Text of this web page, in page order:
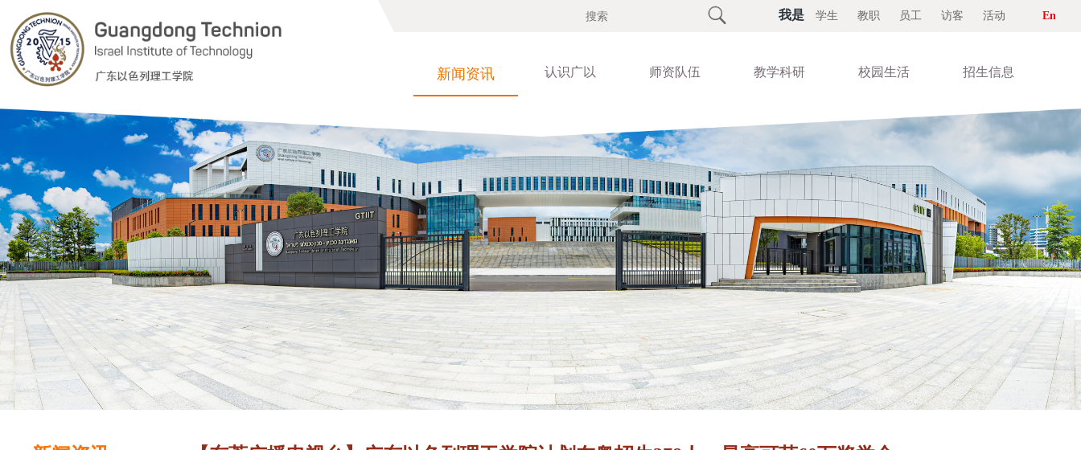
我是 学生 教职 员工 访客 活动 En

新闻资讯 认识广以 师资队伍 教学科研 校园生活 招生信息